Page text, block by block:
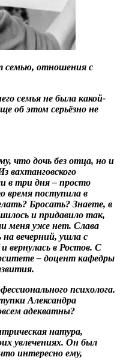
семью, отношения с
семья не была какой-
об этом серьёзно не
что дочь без отца, но и
вахтанговского
в три дня – просто
время поступила в
Бросать? Знаете, в
и придавило так,
меня уже нет. Слава
на вечерний, ушла с
вернулась в Ростов. С
– доцент кафедры
психолога.
Александра
адекватны?
натура,
увлечениях. Он был
интересно ему,